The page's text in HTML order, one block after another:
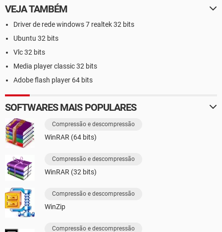
VEJA TAMBÉM
Driver de rede windows 7 realtek 32 bits
Ubuntu 32 bits
Vlc 32 bits
Media player classic 32 bits
Adobe flash player 64 bits
SOFTWARES MAIS POPULARES
Compressão e descompressão
WinRAR (64 bits)
Compressão e descompressão
WinRAR (32 bits)
Compressão e descompressão
WinZip
Compressão e descompressão